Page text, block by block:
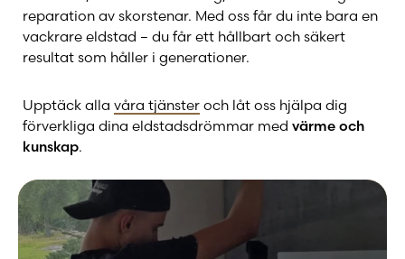
reparation av skorstenar. Med oss får du inte bara en
vackrare eldstad – du får ett hållbart och säkert
resultat som håller i generationer.
Upptäck alla våra tjänster och låt oss hjälpa dig
förverkliga dina eldstadsdrömmar med värme och
kunskap.